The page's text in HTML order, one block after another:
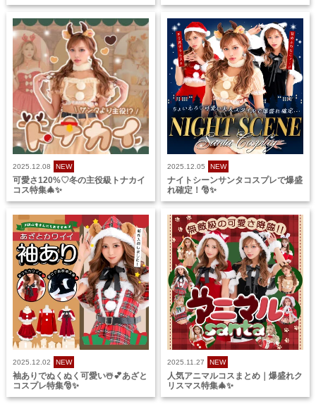
2025.12.08 NEW
可愛さ120%♡冬の主役級トナカイ
コス特集🎄✨
2025.12.05 NEW
ナイトシーンサンタコスプレで爆盛
れ確定！🎅✨
2025.12.02 NEW
袖ありでぬくぬく可愛い☃️💕あざと
コスプレ特集🎅✨
2025.11.27 NEW
人気アニマルコスまとめ｜爆盛れク
リスマス特集🎄✨